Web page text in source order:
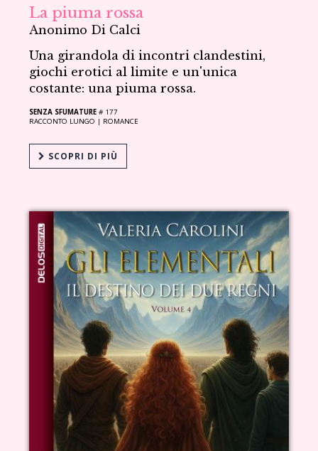
La piuma rossa
Anonimo Di Calci
Una girandola di incontri clandestini,
giochi erotici al limite e un'unica
costante: una piuma rossa.
SENZA SFUMATURE # 177
RACCONTO LUNGO | ROMANCE
SCOPRI DI PIÙ